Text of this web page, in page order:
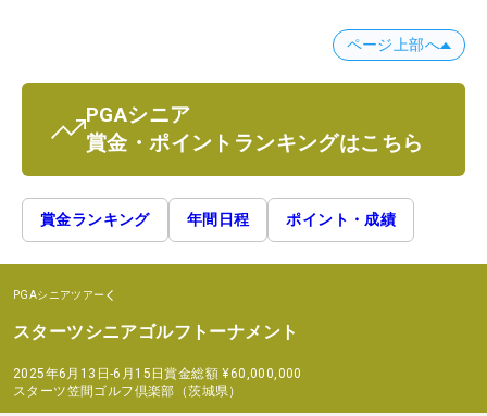
ページ上部へ
PGAシニア
賞金・ポイントランキングはこちら
賞金ランキング 年間日程 ポイント・成績
PGAシニアツアー
スターツシニアゴルフトーナメント
2025年6月13日-6月15日賞金総額 ¥60,000,000
スターツ笠間ゴルフ倶楽部（茨城県）